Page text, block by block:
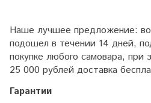
Наше лучшее предложение:
подошел в течении 14 дней,
покупке любого самовара, при
25 000 рублей доставка
Гарантии